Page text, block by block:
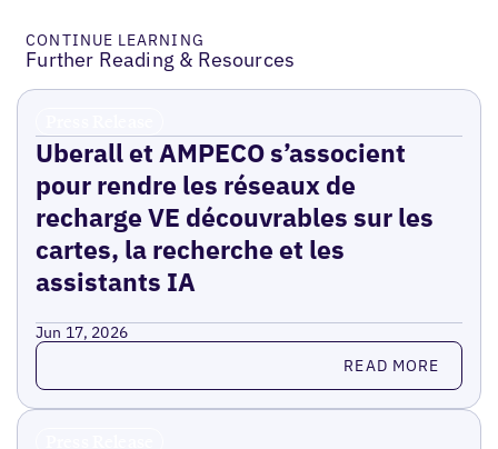
CONTINUE LEARNING
Further Reading & Resources
Uberall et AMPECO s’associent
pour rendre les réseaux de
recharge VE découvrables sur les
cartes, la recherche et les
assistants IA
Jun 17, 2026
Read more READ MORE